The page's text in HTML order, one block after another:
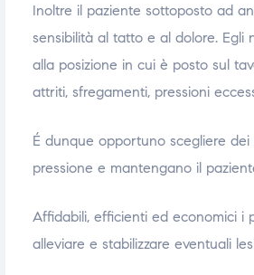
Inoltre il paziente sottoposto ad
sensibilità al tatto e al dolore.
alla posizione in cui è posto sul
attriti, sfregamenti, pressioni
É dunque opportuno scegliere
pressione e mantengano il
Affidabili, efficienti ed economici i
alleviare e stabilizzare eventuali